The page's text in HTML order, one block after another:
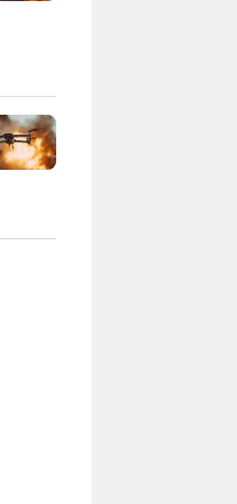
chytrý způsob, jak se